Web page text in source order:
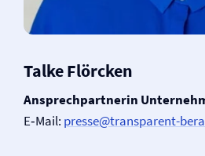
Talke Flörcken
Ansprechpartnerin
E‑Mail: presse@transparent-